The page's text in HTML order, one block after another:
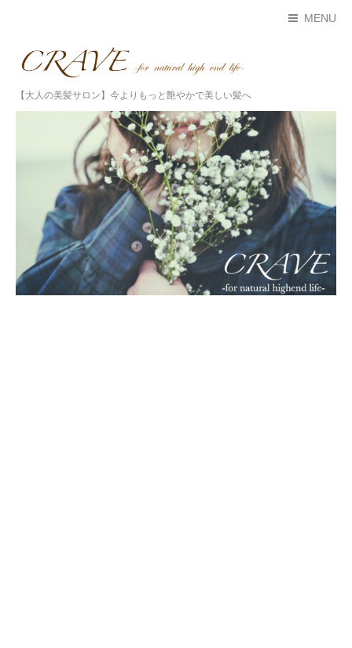
MENU
【大人の美髪サロン】今よりもっと艶やかで美しい髪へ